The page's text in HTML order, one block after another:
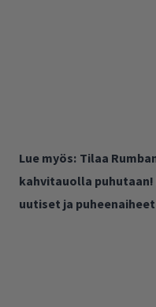
Lue myös: Tilaa
kahvitauolla
uutiset ja